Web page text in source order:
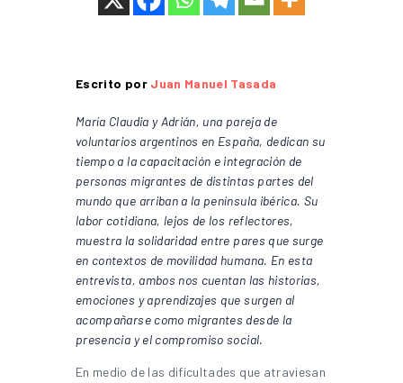
Escrito por Juan Manuel Tasada
María Claudia y Adrián, una pareja de
voluntarios argentinos en España, dedican su
tiempo a la capacitación e integración de
personas migrantes de distintas partes del
mundo que arriban a la península ibérica. Su
labor cotidiana, lejos de los reflectores,
muestra la solidaridad entre pares que surge
en contextos de movilidad humana. En esta
entrevista, ambos nos cuentan las historias,
emociones y aprendizajes que surgen al
acompañarse como migrantes desde la
presencia y el compromiso social.
En medio de las dificultades que atraviesan